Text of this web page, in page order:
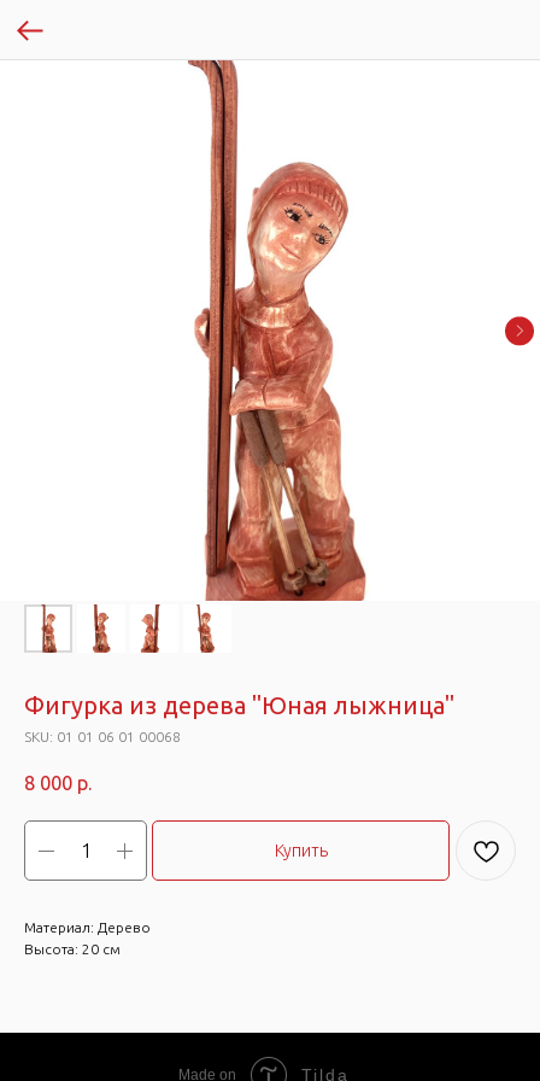
Фигурка из дерева "Юная лыжница"
SKU: 01 01 06 01 00068
8 000 р.
Купить
Материал: Дерево
Высота: 20 см
Made on Tilda